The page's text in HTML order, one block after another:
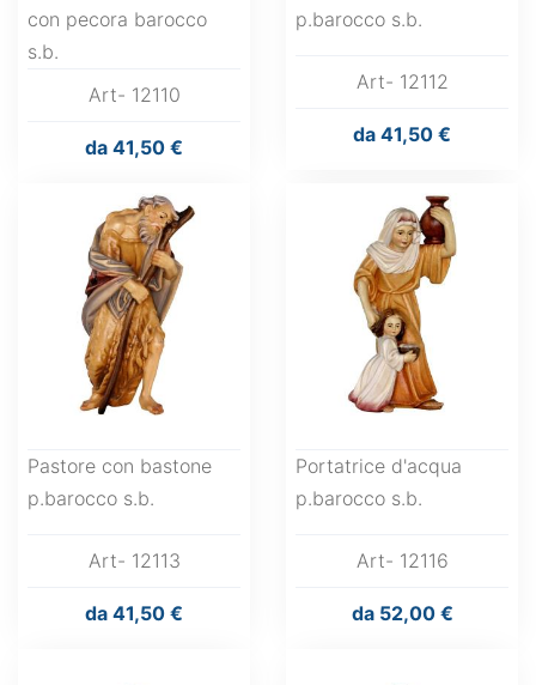
con pecora barocco
s.b.
Art- 12110
da 41,50 €
p.barocco s.b.
Art- 12112
da 41,50 €
Pastore con bastone
p.barocco s.b.
Art- 12113
da 41,50 €
Portatrice d'acqua
p.barocco s.b.
Art- 12116
da52,00 €